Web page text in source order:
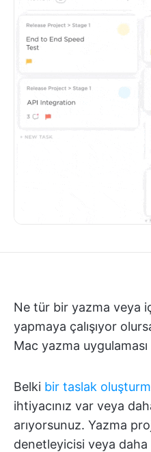
Ne tür bir yazma veya
yapmaya çalışıyor
Mac yazma uygulaması
Belki bir taslak
ihtiyacınız var veya
arıyorsunuz. Yazma
denetleyicisi veya daha